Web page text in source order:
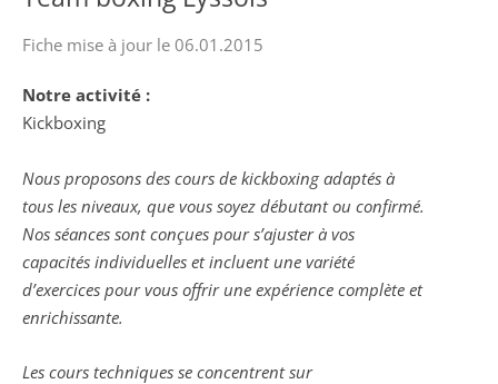
Fiche mise à jour le 06.01.2015
Notre activité :
Kickboxing
Nous proposons des cours de kickboxing adaptés à
tous les niveaux, que vous soyez débutant ou confirmé.
Nos séances sont conçues pour s’ajuster à vos
capacités individuelles et incluent une variété
d’exercices pour vous offrir une expérience complète et
enrichissante.
Les cours techniques se concentrent sur